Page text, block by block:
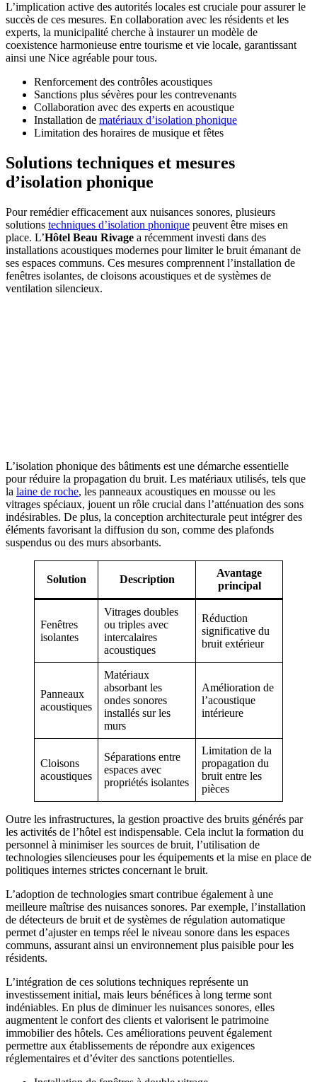
L’implication active des autorités locales est cruciale pour assurer le
succès de ces mesures. En collaboration avec les résidents et les
experts, la municipalité cherche à instaurer un modèle de
coexistence harmonieuse entre tourisme et vie locale, garantissant
ainsi une Nice agréable pour tous.
Renforcement des contrôles acoustiques
Sanctions plus sévères pour les contrevenants
Collaboration avec des experts en acoustique
Installation de matériaux d’isolation phonique
Limitation des horaires de musique et fêtes
Solutions techniques et mesures
d’isolation phonique
Pour remédier efficacement aux nuisances sonores, plusieurs
solutions techniques d’isolation phonique peuvent être mises en
place. L’Hôtel Beau Rivage a récemment investi dans des
installations acoustiques modernes pour limiter le bruit émanant de
ses espaces communs. Ces mesures comprennent l’installation de
fenêtres isolantes, de cloisons acoustiques et de systèmes de
ventilation silencieux.
L’isolation phonique des bâtiments est une démarche essentielle
pour réduire la propagation du bruit. Les matériaux utilisés, tels que
la laine de roche, les panneaux acoustiques en mousse ou les
vitrages spéciaux, jouent un rôle crucial dans l’atténuation des sons
indésirables. De plus, la conception architecturale peut intégrer des
éléments favorisant la diffusion du son, comme des plafonds
suspendus ou des murs absorbants.
Solution Description
Avantage
principal
Fenêtres
isolantes
Vitrages doubles
ou triples avec
intercalaires
acoustiques
Réduction
significative du
bruit extérieur
Panneaux
acoustiques
Matériaux
absorbant les
ondes sonores
installés sur les
murs
Amélioration de
l’acoustique
intérieure
Cloisons
acoustiques
Séparations entre
espaces avec
propriétés isolantes
Limitation de la
propagation du
bruit entre les
pièces
Outre les infrastructures, la gestion proactive des bruits générés par
les activités de l’hôtel est indispensable. Cela inclut la formation du
personnel à minimiser les sources de bruit, l’utilisation de
technologies silencieuses pour les équipements et la mise en place de
politiques internes strictes concernant le bruit.
L’adoption de technologies smart contribue également à une
meilleure maîtrise des nuisances sonores. Par exemple, l’installation
de détecteurs de bruit et de systèmes de régulation automatique
permet d’ajuster en temps réel le niveau sonore dans les espaces
communs, assurant ainsi un environnement plus paisible pour les
résidents.
L’intégration de ces solutions techniques représente un
investissement initial, mais leurs bénéfices à long terme sont
indéniables. En plus de diminuer les nuisances sonores, elles
augmentent le confort des clients et valorisent le patrimoine
immobilier des hôtels. Ces améliorations peuvent également
permettre aux établissements de répondre aux exigences
réglementaires et d’éviter des sanctions potentielles.